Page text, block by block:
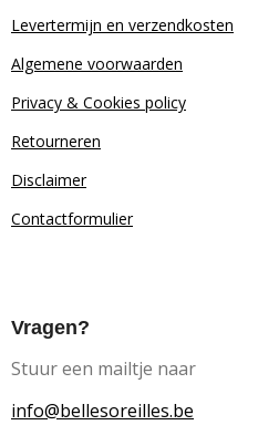
Levertermijn en verzendkosten
Algemene voorwaarden
Privacy & Cookies policy
Retourneren
Disclaimer
Contactformulier
Vragen?
Stuur een mailtje naar
info@bellesoreilles.be